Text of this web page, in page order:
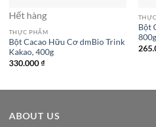
Hết hàng
THỰC PHẨM
Bột Cacao Hữu Cơ dmBio Trink
Kakao, 400g
330.000₫
Bột
800g
ABOUT US